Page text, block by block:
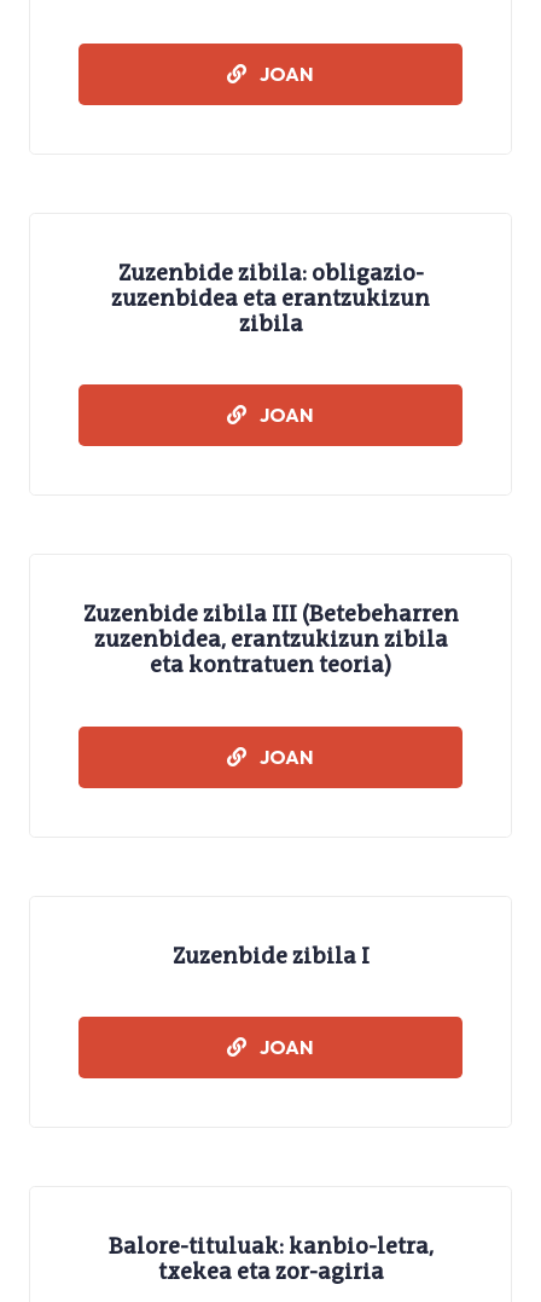
JOAN
Zuzenbide zibila: obligazio-
zuzenbidea eta erantzukizun
zibila
JOAN
Zuzenbide zibila III (Betebeharren
zuzenbidea, erantzukizun zibila
eta kontratuen teoria)
JOAN
Zuzenbide zibila I
JOAN
Balore-tituluak: kanbio-letra,
txekea eta zor-agiria